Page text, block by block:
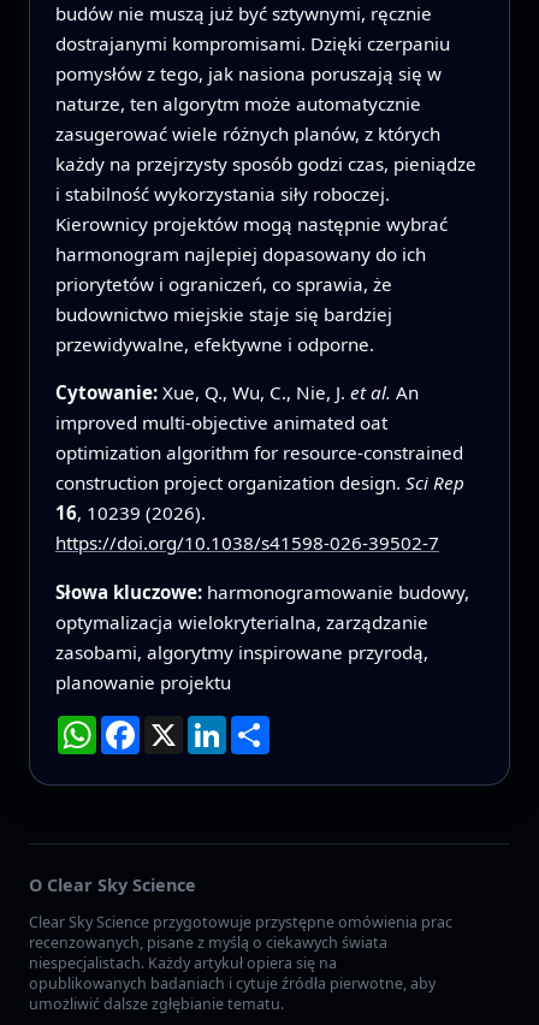
budów nie muszą już być sztywnymi, ręcznie
dostrajanymi kompromisami. Dzięki czerpaniu
pomysłów z tego, jak nasiona poruszają się w
naturze, ten algorytm może automatycznie
zasugerować wiele różnych planów, z których
każdy na przejrzysty sposób godzi czas, pieniądze
i stabilność wykorzystania siły roboczej.
Kierownicy projektów mogą następnie wybrać
harmonogram najlepiej dopasowany do ich
priorytetów i ograniczeń, co sprawia, że
budownictwo miejskie staje się bardziej
przewidywalne, efektywne i odporne.
Cytowanie: Xue, Q., Wu, C., Nie, J. et al. An
improved multi-objective animated oat
optimization algorithm for resource-constrained
construction project organization design. Sci Rep
16, 10239 (2026).
https://doi.org/10.1038/s41598-026-39502-7
Słowa kluczowe: harmonogramowanie budowy,
optymalizacja wielokryterialna, zarządzanie
zasobami, algorytmy inspirowane przyrodą,
planowanie projektu
WhatsApp
Facebook
X LinkedInPodziel
się
O Clear Sky Science
Clear Sky Science przygotowuje przystępne omówienia prac
recenzowanych, pisane z myślą o ciekawych świata
niespecjalistach. Każdy artykuł opiera się na
opublikowanych badaniach i cytuje źródła pierwotne, aby
umożliwić dalsze zgłębianie tematu.